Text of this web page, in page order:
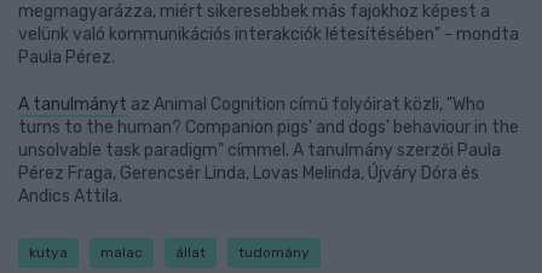
megmagyarázza, miért sikeresebbek más fajokhoz képest a
velünk való kommunikációs interakciók létesítésében" - mondta
Paula Pérez.
A tanulmányt az Animal Cognition című folyóirat közli, "Who
turns to the human? Companion pigs' and dogs' behaviour in the
unsolvable task paradigm" címmel. A tanulmány szerzői Paula
Pérez Fraga, Gerencsér Linda, Lovas Melinda, Újváry Dóra és
Andics Attila.
kutya malac állat tudomány